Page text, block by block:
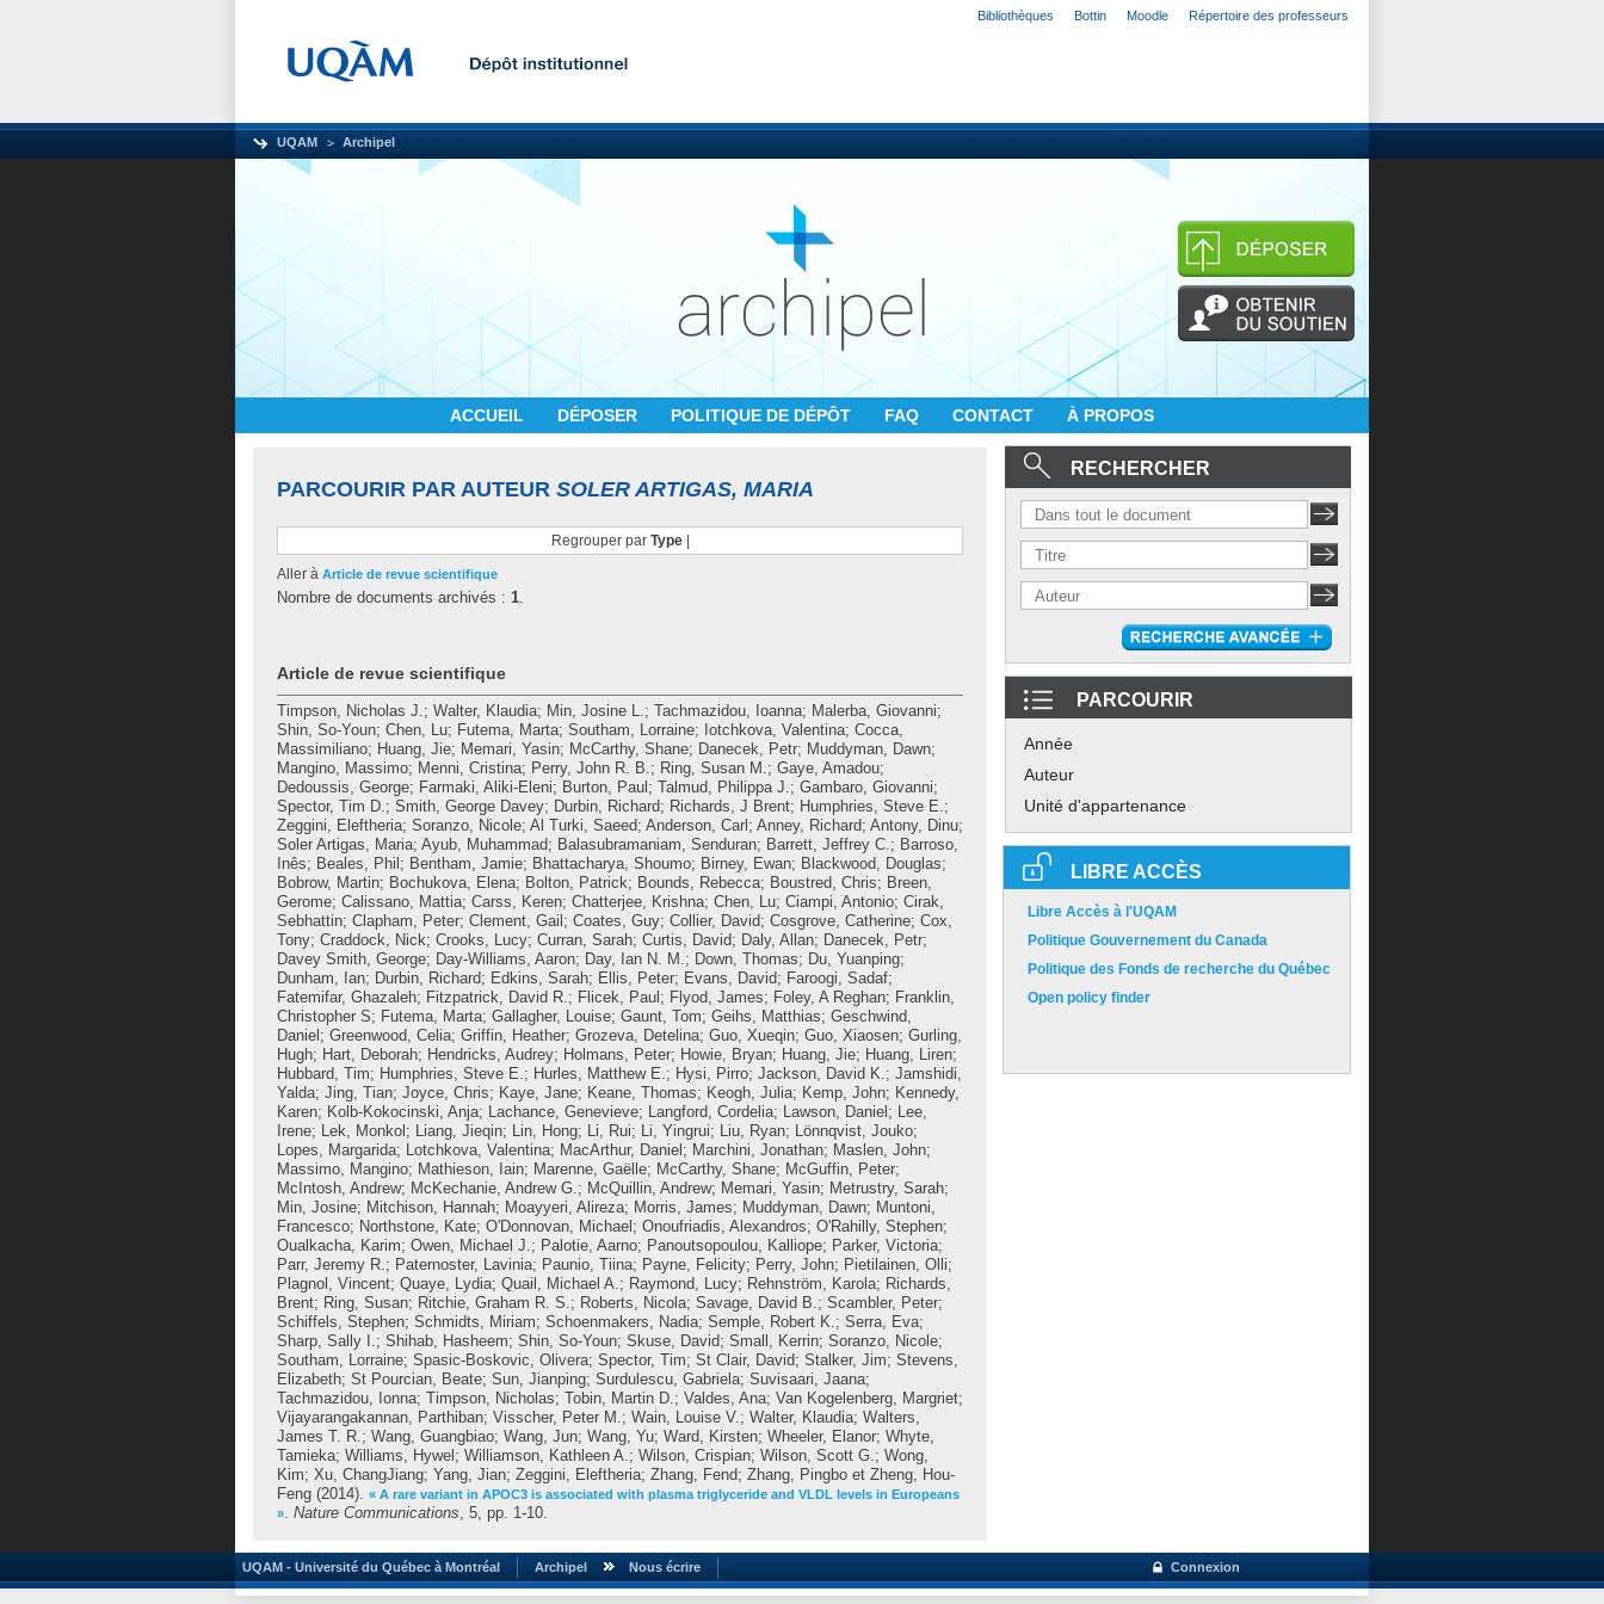
Bibliothèques Bottin Moodle Répertoire des professeurs
UQAM Archipel
ACCUEIL DÉPOSER POLITIQUE DE DÉPÔT FAQ CONTACT À PROPOS
PARCOURIR PAR AUTEUR SOLER ARTIGAS, MARIA
Regrouper par Type|
Aller à Article de revue scientifique
Nombre de documents archivés : 1.
Article de revue scientifique
Timpson, Nicholas J.; Walter, Klaudia; Min, Josine L.; Tachmazidou, Ioanna; Malerba, Giovanni;
Shin, So-Youn; Chen, Lu; Futema, Marta; Southam, Lorraine; Iotchkova, Valentina; Cocca,
Massimiliano; Huang, Jie; Memari, Yasin; McCarthy, Shane; Danecek, Petr; Muddyman, Dawn;
Mangino, Massimo; Menni, Cristina; Perry, John R. B.; Ring, Susan M.; Gaye, Amadou;
Dedoussis, George; Farmaki, Aliki-Eleni; Burton, Paul ; Talmud, Philippa J.; Gambaro, Giovanni;
Spector, Tim D.; Smith, George Davey; Durbin, Richard; Richards, J Brent; Humphries, Steve E.;
Zeggini, Eleftheria; Soranzo, Nicole; Al Turki, Saeed; Anderson, Carl ; Anney, Richard; Antony, Dinu;
Soler Artigas, Maria; Ayub, Muhammad; Balasubramaniam, Senduran; Barrett, Jeffrey C.; Barroso,
Inês; Beales, Phil ; Bentham, Jamie; Bhattacharya, Shoumo; Birney, Ewan; Blackwood, Douglas;
Bobrow, Martin; Bochukova, Elena; Bolton, Patrick; Bounds, Rebecca; Boustred, Chris; Breen,
Gerome; Calissano, Mattia; Carss, Keren; Chatterjee, Krishna; Chen, Lu; Ciampi, Antonio; Cirak,
Sebhattin; Clapham, Peter; Clement, Gail ; Coates, Guy; Collier, David; Cosgrove, Catherine; Cox,
Tony; Craddock, Nick; Crooks, Lucy; Curran, Sarah; Curtis, David; Daly, Allan; Danecek, Petr;
Davey Smith, George; Day-Williams, Aaron; Day, Ian N. M.; Down, Thomas; Du, Yuanping;
Dunham, Ian; Durbin, Richard; Edkins, Sarah; Ellis, Peter; Evans, David; Faroogi, Sadaf;
Fatemifar, Ghazaleh; Fitzpatrick, David R.; Flicek, Paul ; Flyod, James; Foley, A Reghan; Franklin,
Christopher S; Futema, Marta; Gallagher, Louise; Gaunt, Tom; Geihs, Matthias; Geschwind,
Daniel ; Greenwood, Celia; Griffin, Heather; Grozeva, Detelina; Guo, Xueqin; Guo, Xiaosen; Gurling,
Hugh; Hart, Deborah; Hendricks, Audrey; Holmans, Peter; Howie, Bryan; Huang, Jie; Huang, Liren;
Hubbard, Tim; Humphries, Steve E.; Hurles, Matthew E.; Hysi, Pirro; Jackson, David K.; Jamshidi,
Yalda; Jing, Tian; Joyce, Chris; Kaye, Jane; Keane, Thomas; Keogh, Julia; Kemp, John; Kennedy,
Karen; Kolb-Kokocinski, Anja; Lachance, Genevieve; Langford, Cordelia; Lawson, Daniel ; Lee,
Irene; Lek, Monkol ; Liang, Jieqin; Lin, Hong; Li, Rui; Li, Yingrui; Liu, Ryan; Lönnqvist, Jouko;
Lopes, Margarida; Lotchkova, Valentina; MacArthur, Daniel ; Marchini, Jonathan; Maslen, John;
Massimo, Mangino; Mathieson, Iain; Marenne, Gaëlle; McCarthy, Shane; McGuffin, Peter;
McIntosh, Andrew; McKechanie, Andrew G.; McQuillin, Andrew; Memari, Yasin; Metrustry, Sarah;
Min, Josine; Mitchison, Hannah; Moayyeri, Alireza; Morris, James; Muddyman, Dawn; Muntoni,
Francesco; Northstone, Kate; O'Donnovan, Michael ; Onoufriadis, Alexandros; O'Rahilly, Stephen;
Oualkacha, Karim; Owen, Michael J.; Palotie, Aarno; Panoutsopoulou, Kalliope; Parker, Victoria;
Parr, Jeremy R.; Paternoster, Lavinia; Paunio, Tiina; Payne, Felicity; Perry, John; Pietilainen, Olli;
Plagnol, Vincent; Quaye, Lydia; Quail, Michael A.; Raymond, Lucy; Rehnström, Karola; Richards,
Brent; Ring, Susan; Ritchie, Graham R. S.; Roberts, Nicola; Savage, David B.; Scambler, Peter;
Schiffels, Stephen; Schmidts, Miriam; Schoenmakers, Nadia; Semple, Robert K.; Serra, Eva;
Sharp, Sally I.; Shihab, Hasheem; Shin, So-Youn; Skuse, David; Small, Kerrin; Soranzo, Nicole;
Southam, Lorraine; Spasic-Boskovic, Olivera; Spector, Tim; St Clair, David; Stalker, Jim; Stevens,
Elizabeth; St Pourcian, Beate; Sun, Jianping; Surdulescu, Gabriela; Suvisaari, Jaana;
Tachmazidou, Ionna; Timpson, Nicholas; Tobin, Martin D.; Valdes, Ana; Van Kogelenberg, Margriet;
Vijayarangakannan, Parthiban; Visscher, Peter M.; Wain, Louise V.; Walter, Klaudia; Walters,
James T. R.; Wang, Guangbiao; Wang, Jun; Wang, Yu; Ward, Kirsten; Wheeler, Elanor; Whyte,
Tamieka; Williams, Hywel ; Williamson, Kathleen A.; Wilson, Crispian; Wilson, Scott G.; Wong,
Kim; Xu, ChangJiang; Yang, Jian; Zeggini, Eleftheria; Zhang, Fend; Zhang, Pingbo et Zheng, Hou-
Feng (2014). « A rare variant in APOC3 is associated with plasma triglyceride and VLDL levels in Europeans
». Nature Communications, 5, pp. 1-10.
RECHERCHER
PARCOURIR
Année
Auteur
Unité d'appartenance
LIBRE ACCÈS
Libre Accès à l'UQAM
Politique Gouvernement du Canada
Politique des Fonds de recherche du Québec
Open policy finder
UQAM - Université du Québec à Montréal Archipel Nous écrire Connexion